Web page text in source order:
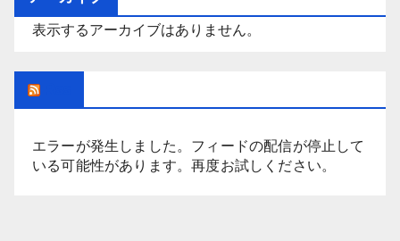
表示するアーカイブはありません。
エラーが発生しました。フィードの配信が停止して
いる可能性があります。再度お試しください。